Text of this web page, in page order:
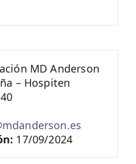
MD Anderson
– Hospiten
17/09/2024